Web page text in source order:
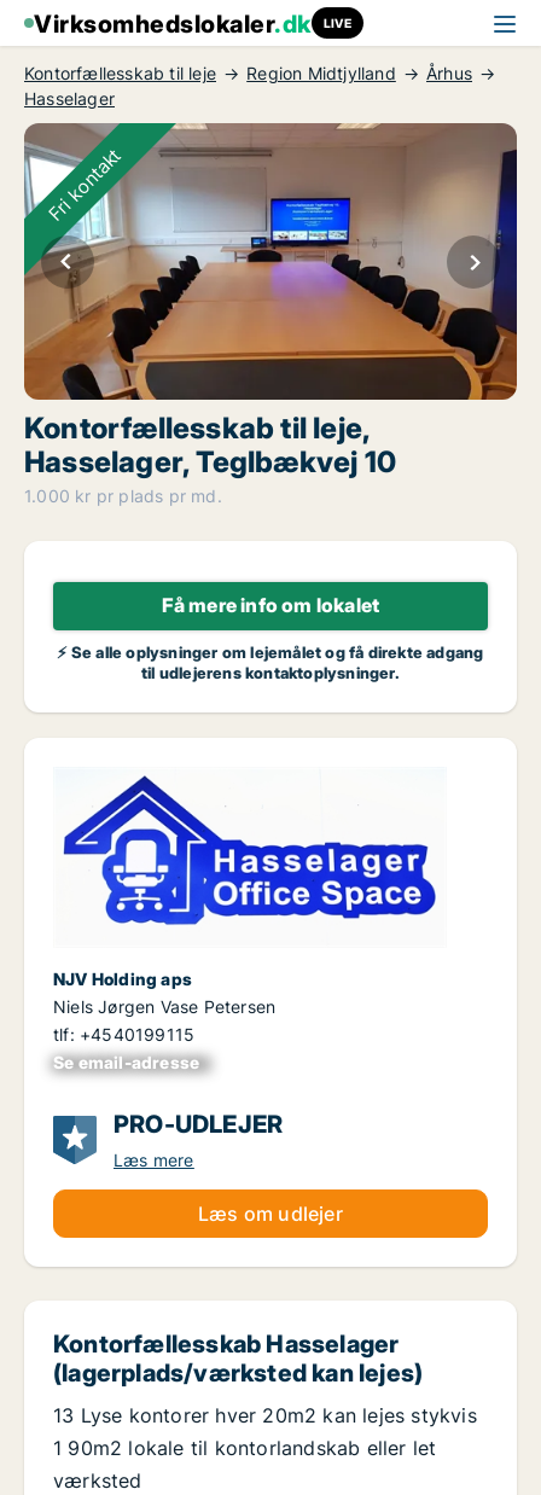
Virksomhedslokaler.dk LIVE
Kontorfællesskab til leje Region Midtjylland
Århus
Hasselager
Fri kontakt
Kontorfællesskab til leje,
Hasselager, Teglbækvej 10
1.000 kr pr plads pr md.
Få mere info om lokalet
⚡ Se alle oplysninger om lejemålet og få direkte adgang
til udlejerens kontaktoplysninger.
NJV Holding aps
Niels Jørgen Vase Petersen
tlf: +4540199115
Se email-adresse
xxxxxxxxxxxxxxxx
PRO-UDLEJER
Læs mere
Læs om udlejer
Kontorfællesskab Hasselager
(lagerplads/værksted kan lejes)
13 Lyse kontorer hver 20m2 kan lejes stykvis
1 90m2 lokale til kontorlandskab eller let
værksted